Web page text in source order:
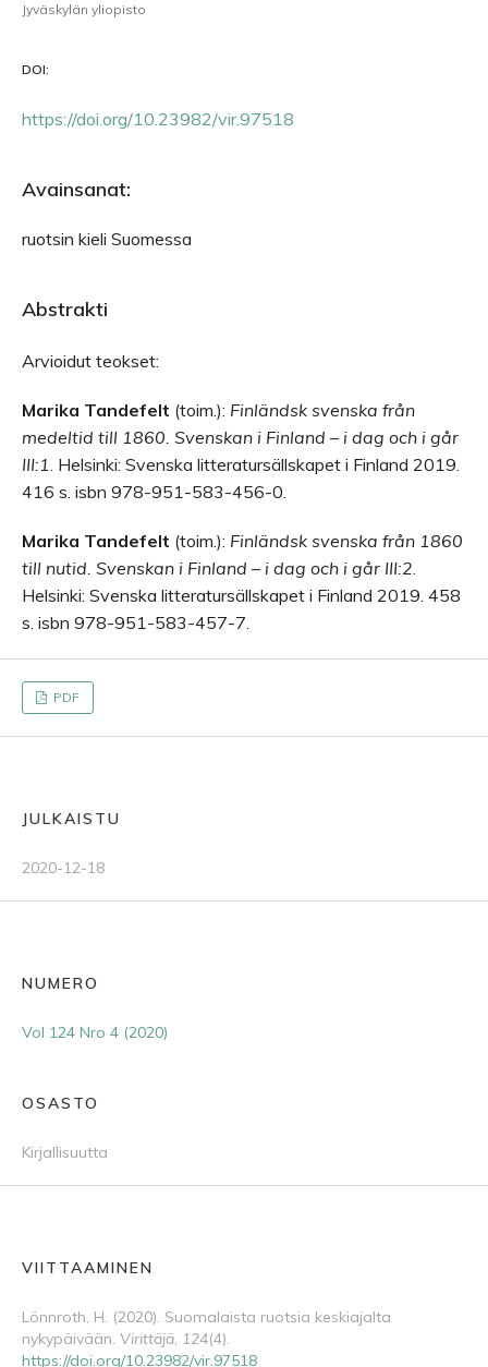
Jyväskylän yliopisto
DOI:
https://doi.org/10.23982/vir.97518
Avainsanat:
ruotsin kieli Suomessa
Abstrakti
Arvioidut teokset:
Marika Tandefelt (toim.): Finländsk svenska från
medeltid till 1860. Svenskan i Finland – i dag och i går
III:1. Helsinki: Svenska litteratursällskapet i Finland 2019.
416 s. isbn 978-951-583-456-0.
Marika Tandefelt (toim.): Finländsk svenska från 1860
till nutid. Svenskan i Finland – i dag och i går III:2.
Helsinki: Svenska litteratursällskapet i Finland 2019. 458
s. isbn 978-951-583-457-7.
PDF
JULKAISTU
2020-12-18
NUMERO
Vol 124 Nro 4 (2020)
OSASTO
Kirjallisuutta
VIITTAAMINEN
Lönnroth, H. (2020). Suomalaista ruotsia keskiajalta
nykypäivään. Virittäjä, 124(4).
https://doi.org/10.23982/vir.97518